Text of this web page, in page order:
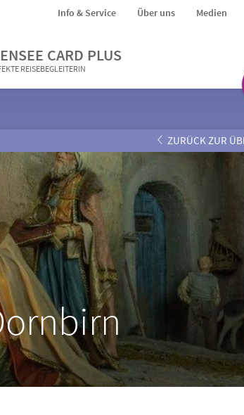
Info & Service Über uns Medien
CARD PLUS
REISEBEGLEITERIN
ZURÜCK ZUR